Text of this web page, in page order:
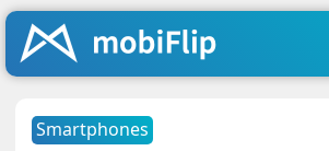
Smartphones